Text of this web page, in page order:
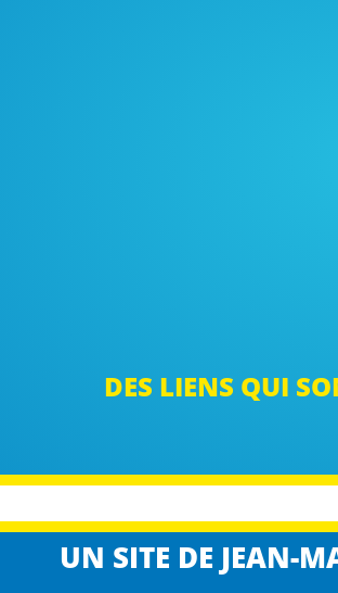
DES LIENS QUI
UN SITE DE JEAN-